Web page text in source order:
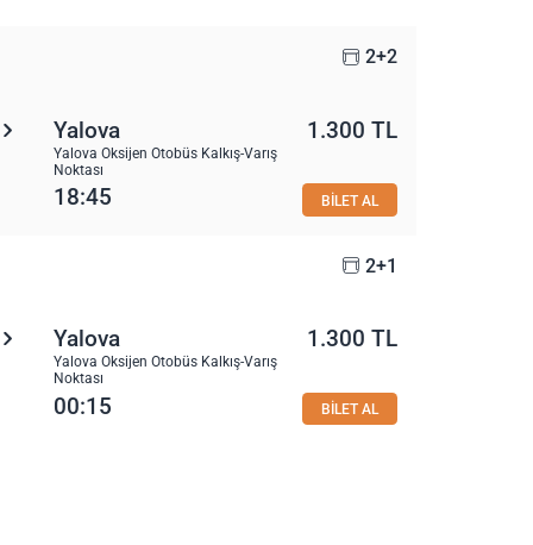
2+2
Yalova
Yalova Oksijen Otobüs Kalkış-Varış
Noktası
1.300 TL
18:45 BİLET AL
2+1
Yalova
Yalova Oksijen Otobüs Kalkış-Varış
Noktası
1.300 TL
00:15 BİLET AL